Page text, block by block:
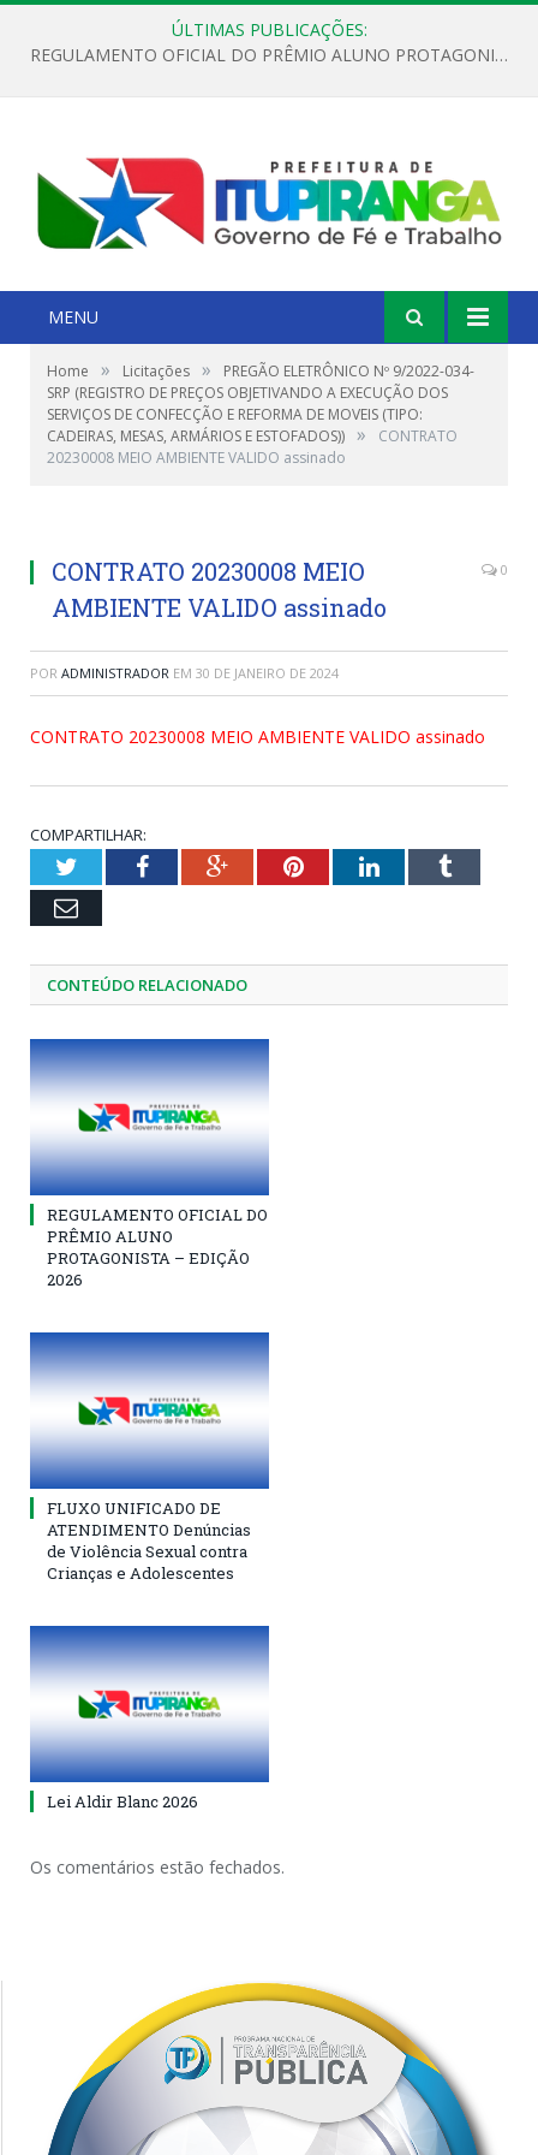
ÚLTIMAS PUBLICAÇÕES:
REGULAMENTO OFICIAL DO PRÊMIO ALUNO PROTAGONISTA – EDIÇÃO 2026
MENU
Home » Licitações »
PREGÃO ELETRÔNICO Nº 9/2022-034-
SRP (REGISTRO DE PREÇOS OBJETIVANDO A EXECUÇÃO DOS
SERVIÇOS DE CONFECÇÃO E REFORMA DE MOVEIS (TIPO:
CADEIRAS, MESAS, ARMÁRIOS E ESTOFADOS)) »
CONTRATO
20230008 MEIO AMBIENTE VALIDO assinado
CONTRATO 20230008 MEIO
AMBIENTE VALIDO assinado
0
POR ADMINISTRADOR EM 30 DE JANEIRO DE 2024
CONTRATO 20230008 MEIO AMBIENTE VALIDO assinado
COMPARTILHAR:
TwitterFacebookGoogle+PinterestLinkedInTumblr
Email
CONTEÚDO RELACIONADO
REGULAMENTO OFICIAL DO
PRÊMIO ALUNO
PROTAGONISTA – EDIÇÃO
2026
FLUXO UNIFICADO DE
ATENDIMENTO Denúncias
de Violência Sexual contra
Crianças e Adolescentes
Lei Aldir Blanc 2026
Os comentários estão fechados.